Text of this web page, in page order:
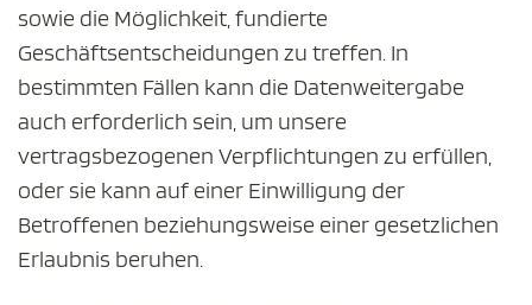
sowie die Möglichkeit, fundierte
Geschäftsentscheidungen zu treffen. In
bestimmten Fällen kann die Datenweitergabe
auch erforderlich sein, um unsere
vertragsbezogenen Verpflichtungen zu erfüllen,
oder sie kann auf einer Einwilligung der
Betroffenen beziehungsweise einer gesetzlichen
Erlaubnis beruhen.